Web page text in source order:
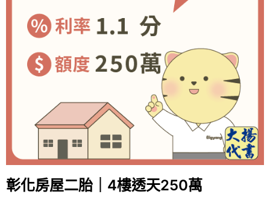
彰化房屋二胎｜4樓透天250萬